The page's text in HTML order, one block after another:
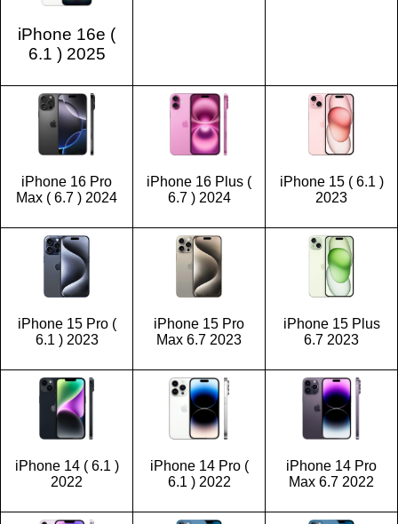
iPhone 16e (
6.1 ) 2025
iPhone 16 Pro
Max ( 6.7 ) 2024
iPhone 16 Plus (
6.7 ) 2024
iPhone 15 ( 6.1 )
2023
iPhone 15 Pro (
6.1 ) 2023
iPhone 15 Pro
Max 6.7 2023
iPhone 15 Plus
6.7 2023
iPhone 14 ( 6.1 )
2022
iPhone 14 Pro (
6.1 ) 2022
iPhone 14 Pro
Max 6.7 2022